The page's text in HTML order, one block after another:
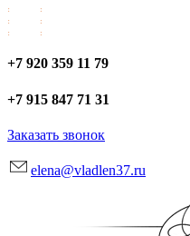
+7 920 359 11 79
+7 915 847 71 31
Заказать звонок
elena@vladlen37.ru